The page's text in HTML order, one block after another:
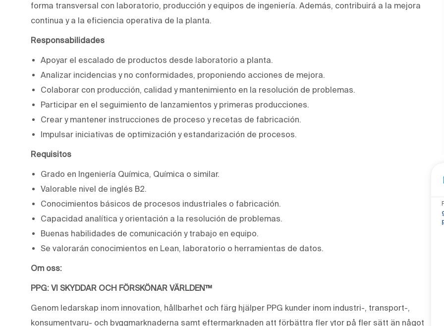
forma transversal con laboratorio, producción y equipos de ingeniería. Además, contribuirá a la mejora
continua y a la eficiencia operativa de la planta.
Responsabilidades
Apoyar el escalado de productos desde laboratorio a planta.
Analizar incidencias y no conformidades, proponiendo acciones de mejora.
Colaborar con producción, calidad y mantenimiento en la resolución de problemas.
Participar en el seguimiento de lanzamientos y primeras producciones.
Crear y mantener instrucciones de proceso y recetas de fabricación.
Impulsar iniciativas de optimización y estandarización de procesos.
Requisitos
Grado en Ingeniería Química, Química o similar.
Valorable nivel de inglés B2.
Conocimientos básicos de procesos industriales o fabricación.
Capacidad analítica y orientación a la resolución de problemas.
Buenas habilidades de comunicación y trabajo en equipo.
Se valorarán conocimientos en Lean, laboratorio o herramientas de datos.
Om oss:
PPG: VI SKYDDAR OCH FÖRSKÖNAR VÄRLDEN™
Genom ledarskap inom innovation, hållbarhet och färg hjälper PPG kunder inom industri-, transport-,
konsumentvaru- och byggmarknaderna samt eftermarknaden att förbättra fler ytor på fler sätt än något